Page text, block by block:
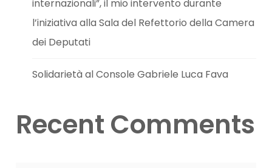
internazionali”, il mio intervento durante
l’iniziativa alla Sala del Refettorio della Camera
dei Deputati
Solidarietà al Console Gabriele Luca Fava
Recent Comments